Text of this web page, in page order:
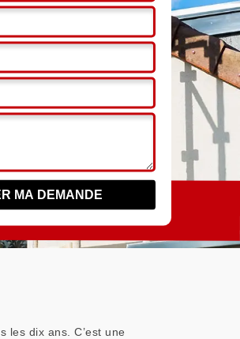
les dix ans. C’est une